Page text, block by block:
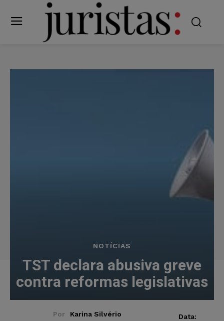
NOTÍCIAS
TST declara abusiva greve
contra reformas legislativas
Por Karina Silvério
Data: